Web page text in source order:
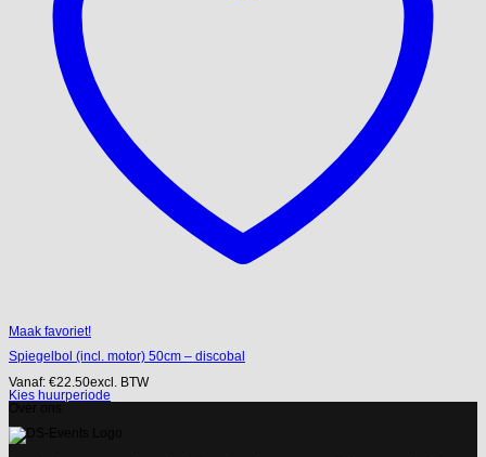
Maak favoriet!
Spiegelbol (incl. motor) 50cm – discobal
Vanaf: €22.50excl. BTW
Kies huurperiode